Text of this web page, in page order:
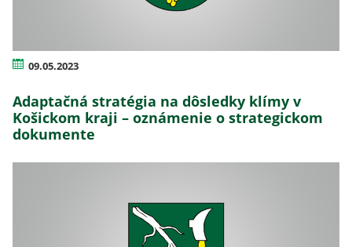
09.05.2023
Adaptačná stratégia na dôsledky klímy v
Košickom kraji – oznámenie o strategickom
dokumente